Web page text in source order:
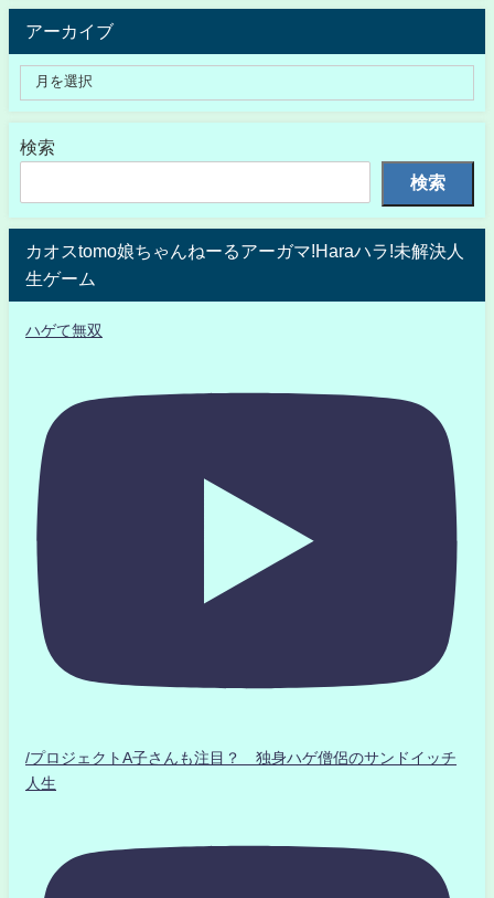
アーカイブ
検索
検索
カオスtomo娘ちゃんねーるアーガマ!Haraハラ!未解決人
生ゲーム
ハゲて無双
/プロジェクトA子さんも注目？ 独身ハゲ僧侶のサンドイッチ
人生